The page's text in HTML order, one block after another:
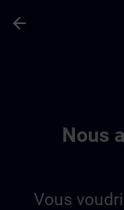
arrow_back
Nous
Vous